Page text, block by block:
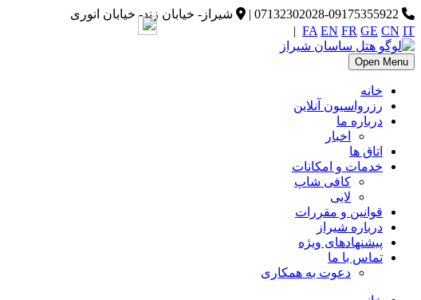
|
شیراز- خیابان زند- خیابان انوری
FA EN FR GE CN IT
|
Open Menu
خانه
رزرواسیون آنلاین
درباره ما
اخبار
اتاق ها
خدمات و امکانات
کافی شاپ
لابی
قوانین و مقررات
درباره شیراز
پیشنهادهای ویژه
تماس با ما
دعوت به همکاری